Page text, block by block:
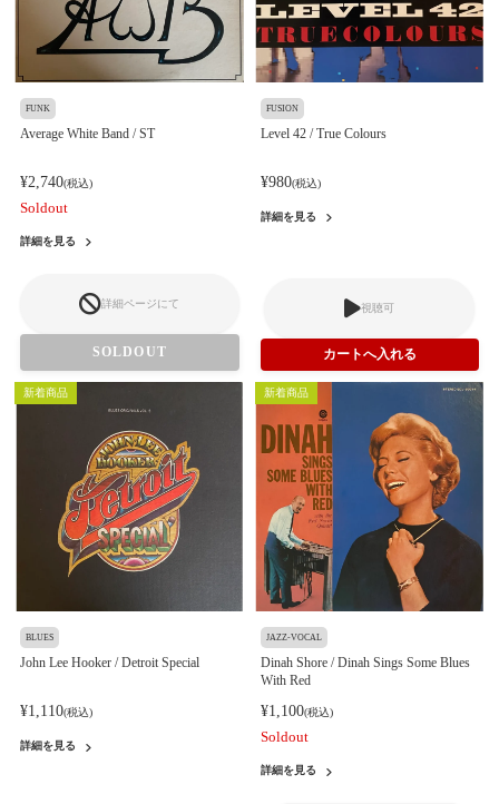
FUNK
Average White Band / ST
¥2,740(税込)
Soldout
詳細を見る
詳細ページにて
SOLDOUT
FUSION
Level 42 / True Colours
¥980(税込)
詳細を見る
視聴可
新着商品
BLUES
John Lee Hooker / Detroit Special
¥1,110(税込)
詳細を見る
新着商品
JAZZ-VOCAL
Dinah Shore / Dinah Sings Some Blues
With Red
¥1,100(税込)
Soldout
詳細を見る